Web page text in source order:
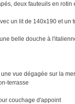
deux fauteuils en rotin
un lit de 140x190 et un
belle douche à
vue dégagée sur la
terrasse
couchage d'appoint